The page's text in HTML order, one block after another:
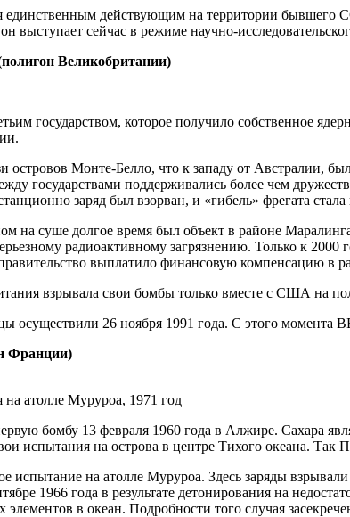
единственным действующим на территории бывшего
выступает сейчас в режиме научно-
Великобритании)
государством, которое получило собственное
островов Монте-Белло, что к западу от Австралии,
государствами поддерживались более чем
заряд был взорван, и «гибель» фрегата
на суше долгое время был объект в районе
радиоактивному загрязнению. Только к
выплатило финансовую компенсацию в
взрывала свои бомбы только вместе с США на
осуществили 26 ноября 1991 года. С этого момента
Франции)
атолле Муруроа, 1971 год
бомбу 13 февраля 1960 года в Алжире. Сахара
испытания на острова в центре Тихого океана. Так
испытание на атолле Муруроа. Здесь заряды
1966 года в результате детонирования на
в океан. Подробности того случая